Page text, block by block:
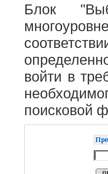
Блок
войти в
поисковой